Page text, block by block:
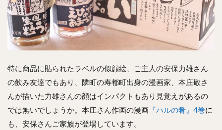
特に商品に貼られたラベルの似顔絵、ご主人の安保力雄さん
の飲み友達でもあり、隣町の寿都町出身の漫画家、本庄敬さ
んが描いた力雄さんの顔はインパクトもあり見覚えがあるの
では無いでしょうか。本庄さん作画の漫画 『ハルの肴』4巻に
も、安保さんご家族が登場しています。